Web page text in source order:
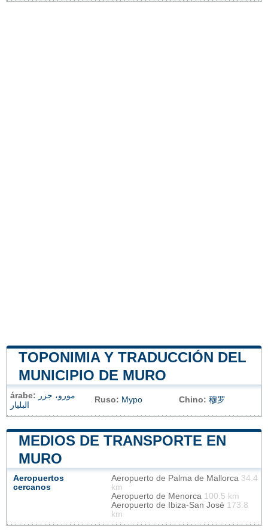
TOPONIMIA Y TRADUCCIÓN DEL
MUNICIPIO DE MURO
árabe: مورو، جزر
البليار
Ruso: Муро Chino: 穆罗
MEDIOS DE TRANSPORTE EN
MURO
Aeropuertos
cercanos
Aeropuerto de Palma de Mallorca 34.4
km
Aeropuerto de Menorca 100.5 km
Aeropuerto de Ibiza-San José 173.8
km